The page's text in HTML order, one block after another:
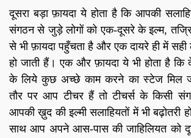
दूसरा बड़ा फ़ायदा ये होता है कि आपकी
संगठन से जुड़े लोगों को एक-दूसरे के इल्म,
से भी फ़ायदा पहुँचता है और एक दायरे ही में
हो जाती हैं। एक और फ़ायदा ये भी होता है
के लिये कुछ अच्छे काम करने का स्टेज मिल
तौर पर आप टीचर हैं तो टीचर्स के किसी
आपकी ख़ुद की इल्मी सलाहियतों में भी बढ़ोतरी
साथ आप अपने आस-पास की जाहिलियत को